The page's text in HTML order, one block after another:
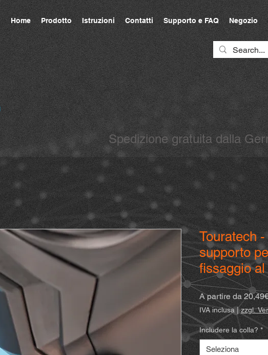
Spedizione gratuita dalla
Home Prodotto Istruzioni Contatti Supporto e FAQ Negozio
Touratech
supporto
fissaggio
A partire da
IVA inclusa |zzgl.
Includere la colla? *
Seleziona